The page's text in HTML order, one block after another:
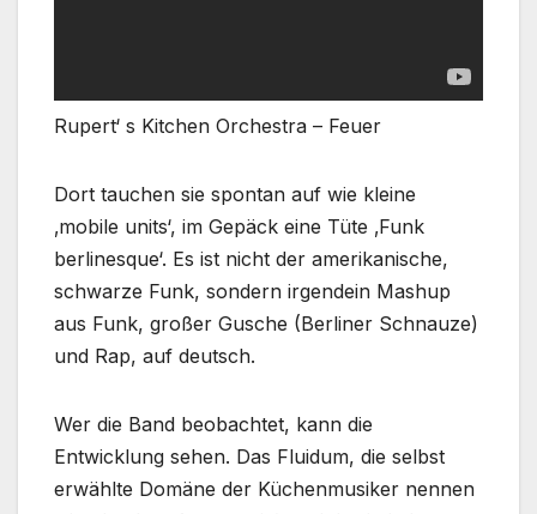
Rupert‘ s Kitchen Orchestra – Feuer
Dort tauchen sie spontan auf wie kleine
‚mobile units‘, im Gepäck eine Tüte ‚Funk
berlinesque‘. Es ist nicht der amerikanische,
schwarze Funk, sondern irgendein Mashup
aus Funk, großer Gusche (Berliner Schnauze)
und Rap, auf deutsch.
Wer die Band beobachtet, kann die
Entwicklung sehen. Das Fluidum, die selbst
erwählte Domäne der Küchenmusiker nennen